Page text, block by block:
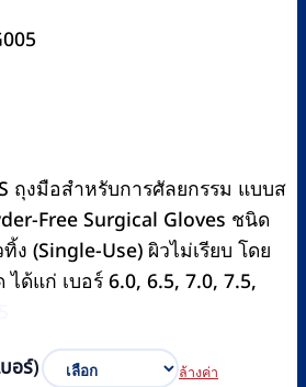
ถุงมือสำหรับการศัลยกรรม แบบส
Free Surgical Gloves ชนิด
(Single-Use) ผิวไม่เรียบ โดย
ด้แก่ เบอร์ 6.0, 6.5, 7.0, 7.5,
อร์)
ล้างค่า